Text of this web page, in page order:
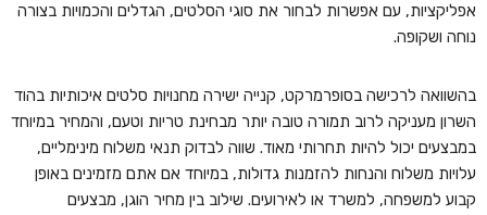
אפליקציות, עם אפשרות לבחור את סוגי הסלטים, הגדלים והכמויות בצורה
נוחה ושקופה.
בהשוואה לרכישה בסופרמרקט, קנייה ישירה מחנויות סלטים איכותיות בהוד
השרון מעניקה לרוב תמורה טובה יותר מבחינת טריות וטעם, והמחיר במיוחד
במבצעים יכול להיות תחרותי מאוד. שווה לבדוק תנאי משלוח מינימליים,
עלויות משלוח והנחות להזמנות גדולות, במיוחד אם אתם מזמינים באופן
קבוע למשפחה, למשרד או לאירועים. שילוב בין מחיר הוגן, מבצעים